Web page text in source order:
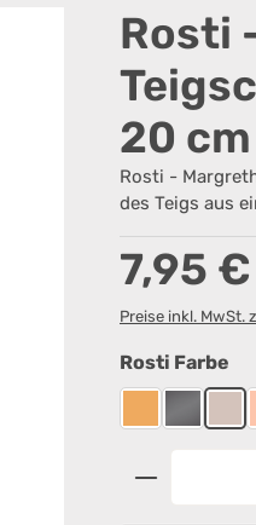
Rosti
20 cm
Rosti -
des Teigs aus
Regulärer Preis:
7,95 €
Preise inkl. MwSt.
Rosti Farbe
CurryGrau
Produkt